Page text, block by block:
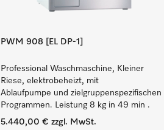
PWM 908 [EL DP-1]
Professional Waschmaschine, Kleiner
Riese, elektrobeheizt, mit
Ablaufpumpe und zielgruppenspezifischen
Programmen. Leistung 8 kg in 49 min .
5.440,00 € zzgl. MwSt.